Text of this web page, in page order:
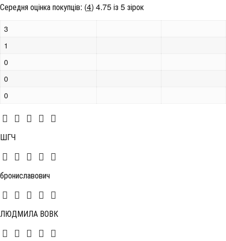
Середня оцінка покупців: (4) 4.75 із 5 зірок
3
1
0
0
0
ШГЧ
брониславович
ЛЮДМИЛА ВОВК